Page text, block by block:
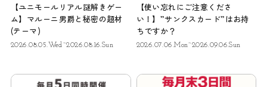
【ユニモールリアル謎解きゲー
ム】マルーニ男爵と秘密の題材
(テーマ)
2026.08.05.Wed~2026.08.16.Sun
【使い忘れにご注意くださ
い！】”サンクスカード”はお持
ちですか？
2026.07.06.Mon~2026.09.06.Sun